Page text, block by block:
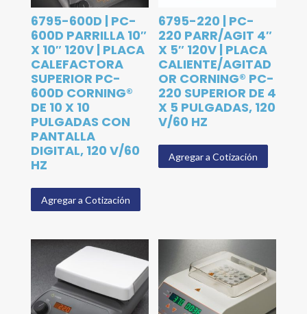
6795-600D | PC-
600D PARRILLA 10″
X 10″ 120V | PLACA
CALEFACTORA
SUPERIOR PC-
600D CORNING®
DE 10 X 10
PULGADAS CON
PANTALLA
DIGITAL, 120 V/60
HZ
Agregar a Cotización
6795-220 | PC-
220 PARR/AGIT 4″
X 5″ 120V | PLACA
CALIENTE/AGITAD
OR CORNING® PC-
220 SUPERIOR DE 4
X 5 PULGADAS, 120
V/60 HZ
Agregar a Cotización